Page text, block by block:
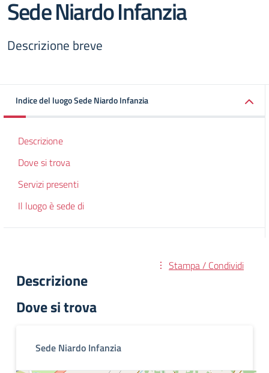
Sede Niardo Infanzia
Descrizione breve
Indice del luogo Sede Niardo Infanzia
Descrizione
Dove si trova
Servizi presenti
Il luogo è sede di
Stampa / Condividi
Descrizione
Dove si trova
Sede Niardo Infanzia